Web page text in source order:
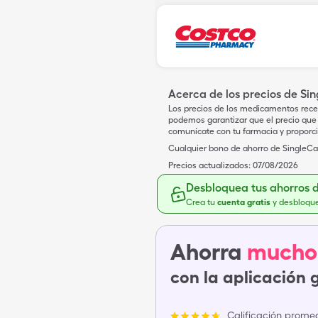
Acerca de los precios de
Los precios de los medicamentos
podemos garantizar que el precio
comunícate con tu farmacia y
Cualquier bono de ahorro de
Precios actualizados: 07/08/2026
Desbloquea tus ahorros
Crea tu cuenta gratis y
Ahorra mucho
con la aplicación
Calificación